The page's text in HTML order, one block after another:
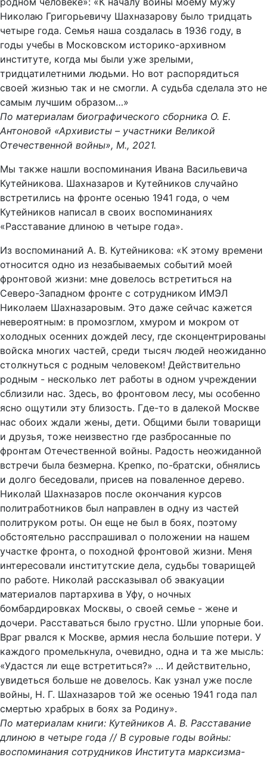
Николаю Григорьевичу Шахназарову было тридцать
четыре года. Семья наша создалась в 1936 году, в
годы учебы в Московском историко-архивном
институте, когда мы были уже зрелыми,
тридцатилетними людьми. Но вот распорядиться
своей жизнью так и не смогли. А судьба сделала это не
самым лучшим образом…»
По материалам биографического сборника О. Е.
Антоновой «Архивисты – участники Великой
Отечественной войны», М., 2021.
Мы также нашли воспоминания Ивана Васильевича
Кутейникова. Шахназаров и Кутейников случайно
встретились на фронте осенью 1941 года, о чем
Кутейников написал в своих воспоминаниях
«Расставание длиною в четыре года».
Из воспоминаний А. В. Кутейникова: «К этому времени
относится одно из незабываемых событий моей
фронтовой жизни: мне довелось встретиться на
Северо-Западном фронте с сотрудником ИМЭЛ
Николаем Шахназаровым. Это даже сейчас кажется
невероятным: в промозглом, хмуром и мокром от
холодных осенних дождей лесу, где сконцентрированы
войска многих частей, среди тысяч людей неожиданно
столкнуться с родным человеком! Действительно
родным - несколько лет работы в одном учреждении
сблизили нас. Здесь, во фронтовом лесу, мы особенно
ясно ощутили эту близость. Где-то в далекой Москве
нас обоих ждали жены, дети. Общими были товарищи
и друзья, тоже неизвестно где разбросанные по
фронтам Отечественной войны. Радость неожиданной
встречи была безмерна. Крепко, по-братски, обнялись
и долго беседовали, присев на поваленное дерево.
Николай Шахназаров после окончания курсов
политработников был направлен в одну из частей
политруком роты. Он еще не был в боях, поэтому
обстоятельно расспрашивал о положении на нашем
участке фронта, о походной фронтовой жизни. Меня
интересовали институтские дела, судьбы товарищей
по работе. Николай рассказывал об эвакуации
материалов партархива в Уфу, о ночных
бомбардировках Москвы, о своей семье - жене и
дочери. Расставаться было грустно. Шли упорные бои.
Враг рвался к Москве, армия несла большие потери. У
каждого промелькнула, очевидно, одна и та же мысль:
«Удастся ли еще встретиться?» … И действительно,
увидеться больше не довелось. Как узнал уже после
войны, Н. Г. Шахназаров той же осенью 1941 года пал
смертью храбрых в боях за Родину».
По материалам книги: Кутейников А. В. Расставание
длиною в четыре года // В суровые годы войны:
воспоминания сотрудников Института марксизма-